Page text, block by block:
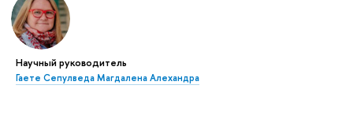
Научный руководитель
Гаете Сепулведа Магдалена Алехандра